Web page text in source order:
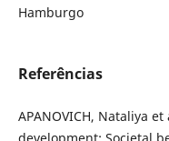
Hamburgo
Referências
APANOVICH, Nataliya